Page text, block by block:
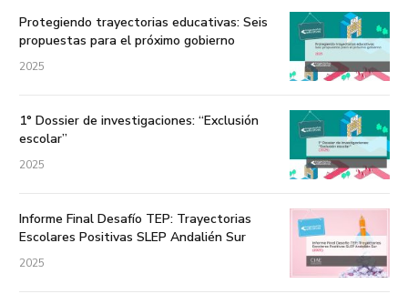
Protegiendo trayectorias educativas: Seis
propuestas para el próximo gobierno
2025
1° Dossier de investigaciones: “Exclusión
escolar”
2025
Informe Final Desafío TEP: Trayectorias
Escolares Positivas SLEP Andalién Sur
2025